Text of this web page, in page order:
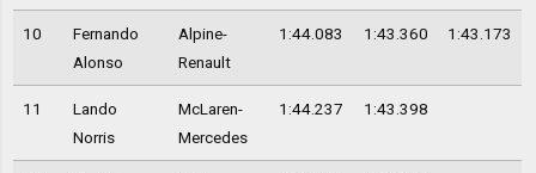
10
Fernando
Alonso
Alpine-
Renault
1:44.083 1:43.360 1:43.173
11
Lando
Norris
McLaren-
Mercedes
1:44.237 1:43.398